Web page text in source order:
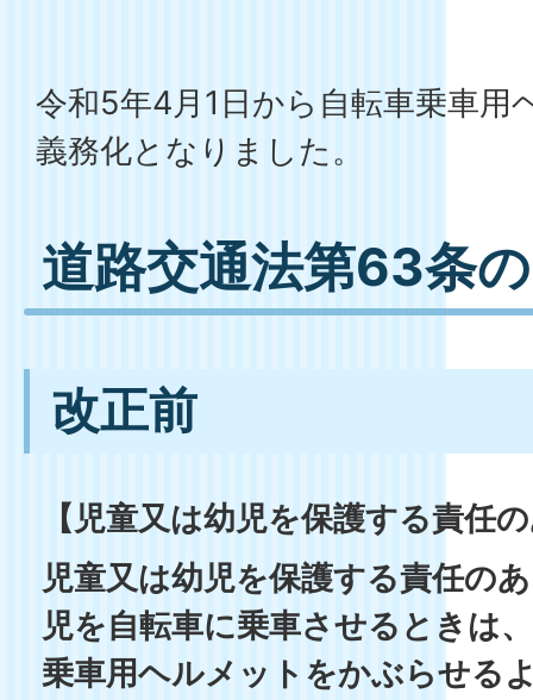
令和5年4月1日から自転車乗車用
義務化となりました。
道路交通法第63条
改正前
【児童又は幼児を保護する責任
児童又は幼児を保護する責任の
児を自転車に乗車させるときは
乗車用ヘルメットをかぶらせる